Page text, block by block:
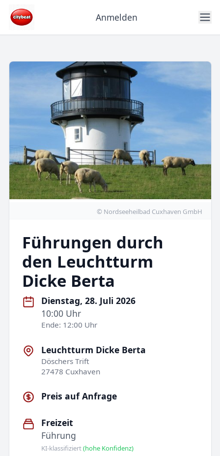
Anmelden
© Nordseeheilbad Cuxhaven GmbH
Führungen durch
den Leuchtturm
Dicke Berta
Dienstag, 28. Juli 2026
10:00 Uhr
Ende: 12:00 Uhr
Leuchtturm Dicke Berta
Döschers Trift
27478 Cuxhaven
Preis auf Anfrage
Freizeit
Führung
KI-klassifiziert(hohe Konfidenz)